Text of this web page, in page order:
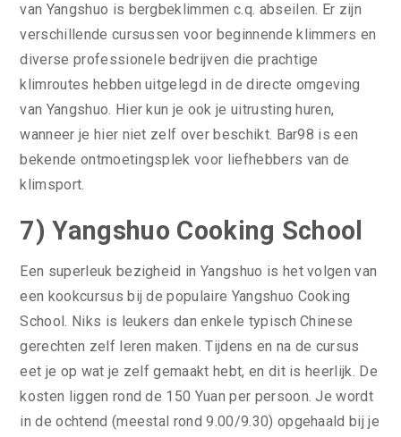
van Yangshuo is bergbeklimmen c.q. abseilen. Er zijn
verschillende cursussen voor beginnende klimmers en
diverse professionele bedrijven die prachtige
klimroutes hebben uitgelegd in de directe omgeving
van Yangshuo. Hier kun je ook je uitrusting huren,
wanneer je hier niet zelf over beschikt. Bar98 is een
bekende ontmoetingsplek voor liefhebbers van de
klimsport.
7) Yangshuo Cooking School
Een superleuk bezigheid in Yangshuo is het volgen van
een kookcursus bij de populaire Yangshuo Cooking
School. Niks is leukers dan enkele typisch Chinese
gerechten zelf leren maken. Tijdens en na de cursus
eet je op wat je zelf gemaakt hebt, en dit is heerlijk. De
kosten liggen rond de 150 Yuan per persoon. Je wordt
in de ochtend (meestal rond 9.00/9.30) opgehaald bij je